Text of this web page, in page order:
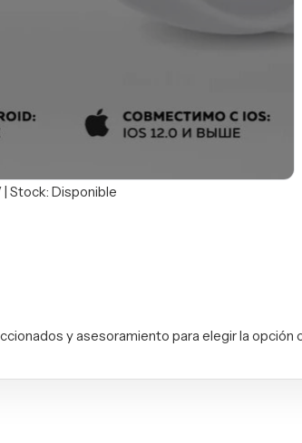
| Stock: Disponible
y asesoramiento para elegir la opción